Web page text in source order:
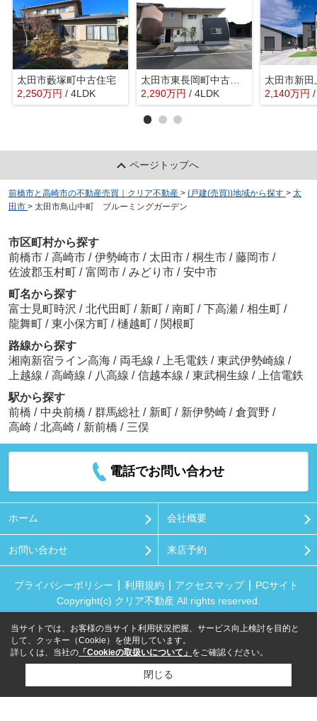
太田市藪塚町中古住宅
2,250万円 / 4LDK
太田市東長岡町中古住宅
2,290万円 / 4LDK 2,140万円
ページトップへ
前橋市と高崎市の不動産売買｜クリア不動産 > (戸建(売買))地域から探す > 太
田市 > 太田市鳥山中町 ブルーミングガーデン
市区町村から探す
前橋市 / 高崎市 / 伊勢崎市 / 太田市 / 桐生市 / 藤岡市 /
佐波郡玉村町 / 富岡市 / みどり市 / 安中市
町名から探す
富士見町時沢 / 北代田町 / 新町 / 南町 / 下高瀬 / 相生町 /
龍舞町 / 東小保方町 / 樋越町 / 関根町
路線から探す
湘南新宿ライン高海 / 両毛線 / 上毛電鉄 / 東武伊勢崎線 /
上越線 / 高崎線 / 八高線 / 信越本線 / 東武桐生線 /
上信電鉄
駅から探す
前橋 / 中央前橋 / 群馬総社 / 新町 / 新伊勢崎 / 倉賀野 /
高崎 / 北高崎 / 新前橋 / 三俣
電話でお問い合わせ
ホーム 会社概要
お問い合わせ 来店予約
プライバシーポリシー 利用規約 アクセスマップ
PCサイト
Copyright(c) クリア不動産 All rights reserved.
当サイトでは、お客様の当サイト利用状況把握、サービス向上検討を目的と
して、クッキー（Cookie）を使用しています。
詳しくは、当社の 「Cookieの取扱いについて」 をご確認ください。
閉じる